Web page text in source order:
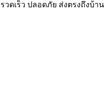
ดเร็ว ปลอดภัย ส่งตรงถึงบ้าน